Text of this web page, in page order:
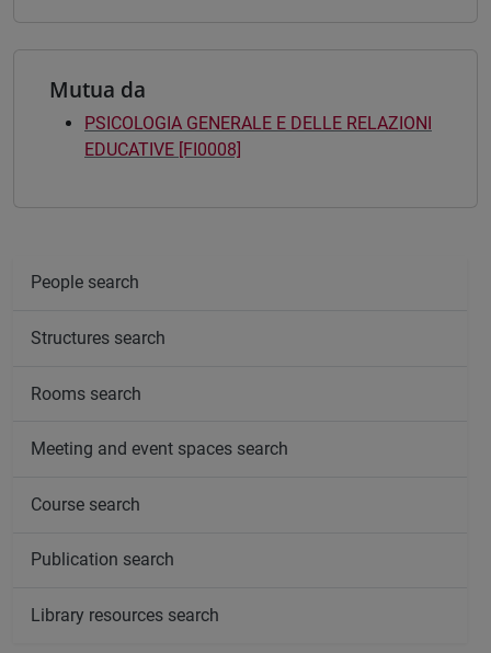
Mutua da
PSICOLOGIA GENERALE E DELLE RELAZIONI
EDUCATIVE [FI0008]
People search
Structures search
Rooms search
Meeting and event spaces search
Course search
Publication search
Library resources search